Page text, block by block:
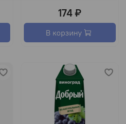
174 ₽
В корзину